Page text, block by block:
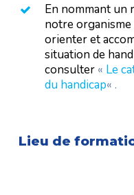
En nommant un
notre
orienter et
situation de
consulter« Le
du handicap« .
Lieu de